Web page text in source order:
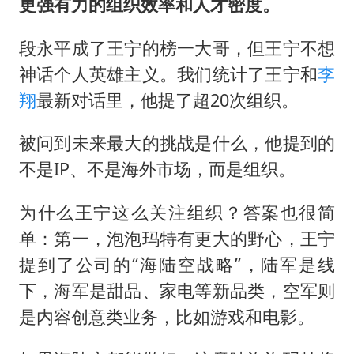
段永平成了王宁的榜一大哥，但王宁不想
神话个人英雄主义。我们统计了王宁和李
翔最新对话里，他提了超20次组织。
被问到未来最大的挑战是什么，他提到的
不是IP、不是海外市场，而是组织。
为什么王宁这么关注组织？答案也很简
单：第一，泡泡玛特有更大的野心，王宁
提到了公司的“海陆空战略”，陆军是线
下，海军是甜品、家电等新品类，空军则
是内容创意类业务，比如游戏和电影。